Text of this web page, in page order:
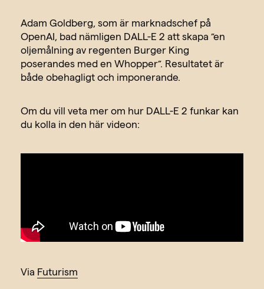
Adam Goldberg, som är marknadschef på
OpenAI, bad nämligen DALL-E 2 att skapa ”en
oljemålning av regenten Burger King
poserandes med en Whopper”. Resultatet är
både obehagligt och imponerande.
Om du vill veta mer om hur DALL-E 2 funkar kan
du kolla in den här videon:
Via Futurism